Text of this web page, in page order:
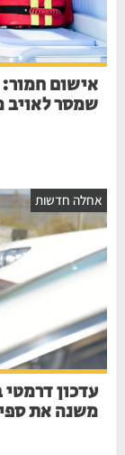
אישום
שמסר לאויב
אחלה חדשות
עדכון
משנה את